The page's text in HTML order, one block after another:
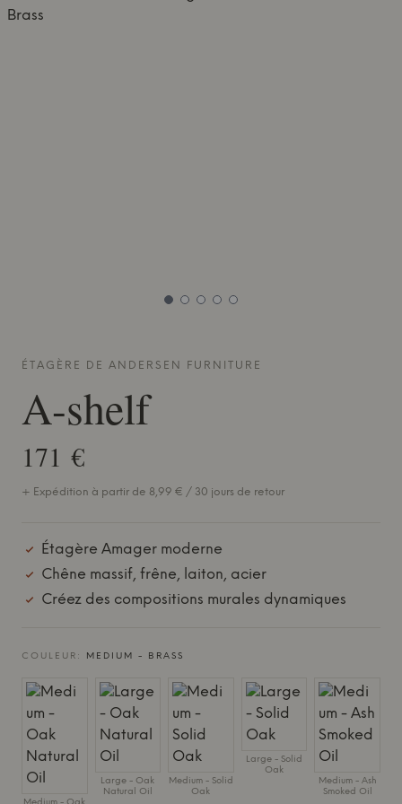
ÉTAGÈRE DE ANDERSEN FURNITURE
A-shelf
171 €
+ Expédition à partir de 8,99 € / 30 jours de retour
Étagère Amager moderne
Chêne massif, frêne, laiton, acier
Créez des compositions murales dynamiques
COULEUR: MEDIUM - BRASS
Large - Oak
Natural Oil
Medium - Solid
Oak
Large - Solid
Oak
Medium - Ash
Smoked Oil